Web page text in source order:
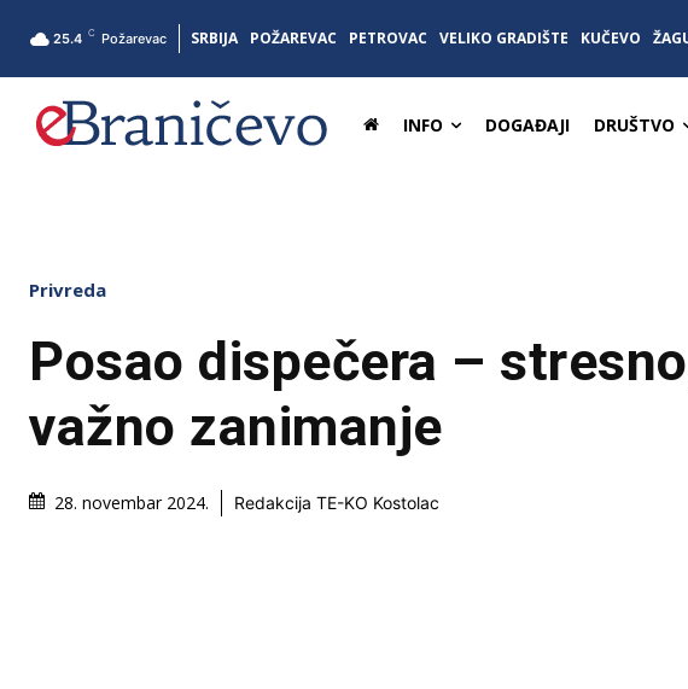
25.4 C Požarevac SRBIJA POŽAREVAC PETROVAC VELIKO GRADIŠTE KUČEVO
INFO DOGAĐAJI DRUŠTVO
Privreda
Posao dispečera –
važno zanimanje
28. novembar 2024. Redakcija TE-KO Kostolac